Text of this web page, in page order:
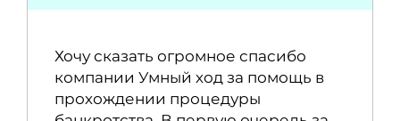
Хочу сказать огромное спасибо
компании Умный ход за помощь в
прохождении процедуры